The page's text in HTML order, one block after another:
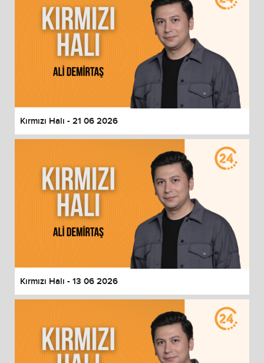
Kırmızı Halı - 21 06 2026
Kırmızı Halı - 13 06 2026